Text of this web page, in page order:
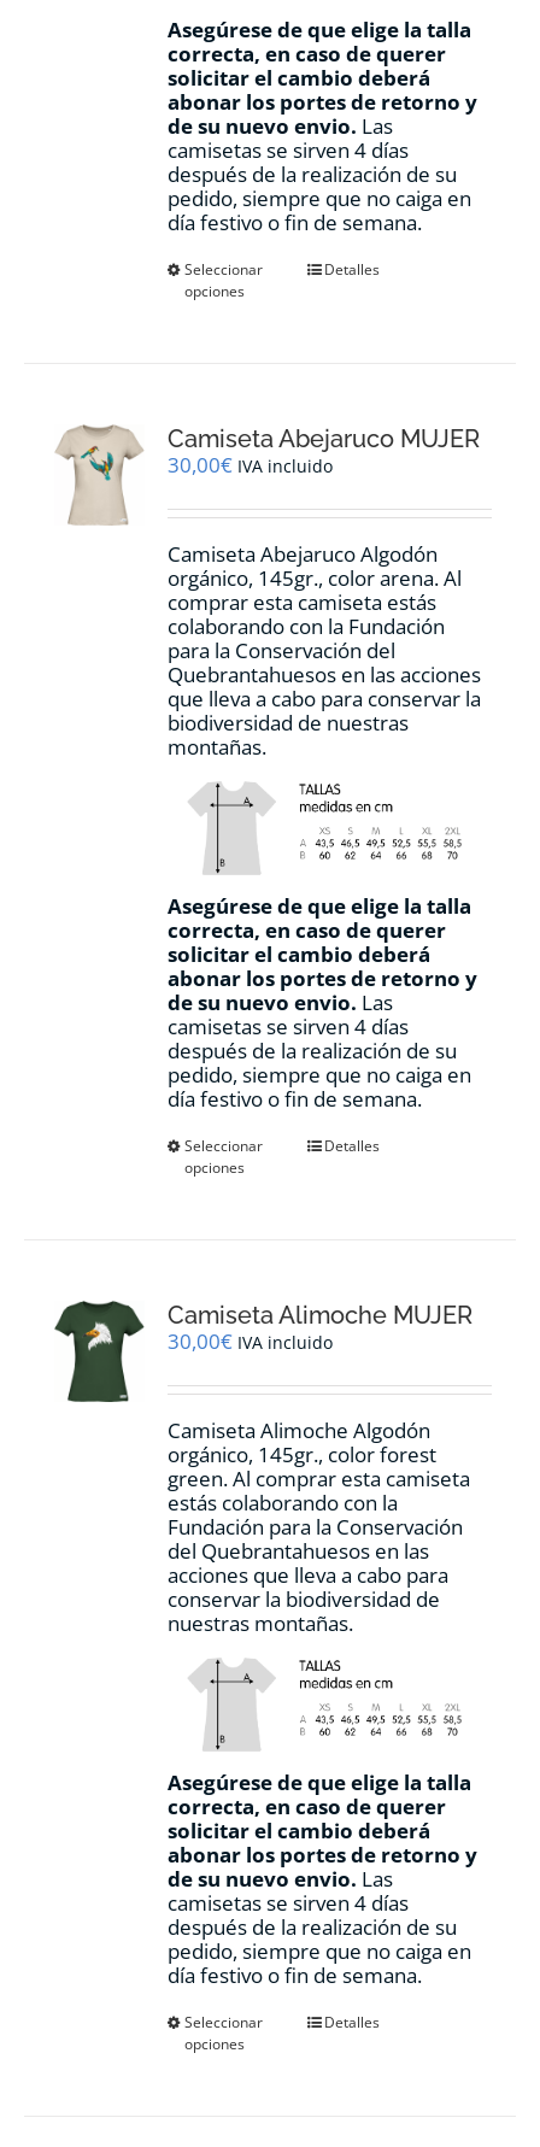
Asegúrese de que elige la talla
correcta, en caso de querer
solicitar el cambio deberá
abonar los portes de retorno y
de su nuevo envio. Las
camisetas se sirven 4 días
después de la realización de su
pedido, siempre que no caiga en
día festivo o fin de semana.
Seleccionar
opciones
Este
se
pueden
en
página
de
producto
Detalles
Camiseta Abejaruco MUJER
30,00€ IVA incluido
Camiseta Abejaruco Algodón
orgánico, 145gr., color arena. Al
comprar esta camiseta estás
colaborando con la Fundación
para la Conservación del
Quebrantahuesos en las acciones
que lleva a cabo para conservar la
biodiversidad de nuestras
montañas.
Asegúrese de que elige la talla
correcta, en caso de querer
solicitar el cambio deberá
abonar los portes de retorno y
de su nuevo envio. Las
camisetas se sirven 4 días
después de la realización de su
pedido, siempre que no caiga en
día festivo o fin de semana.
Seleccionar
opciones
Este
se
pueden
en
página
de
producto
Detalles
Camiseta Alimoche MUJER
30,00€ IVA incluido
Camiseta Alimoche Algodón
orgánico, 145gr., color forest
green. Al comprar esta camiseta
estás colaborando con la
Fundación para la Conservación
del Quebrantahuesos en las
acciones que lleva a cabo para
conservar la biodiversidad de
nuestras montañas.
Asegúrese de que elige la talla
correcta, en caso de querer
solicitar el cambio deberá
abonar los portes de retorno y
de su nuevo envio. Las
camisetas se sirven 4 días
después de la realización de su
pedido, siempre que no caiga en
día festivo o fin de semana.
Seleccionar
opciones
EsteDetalles